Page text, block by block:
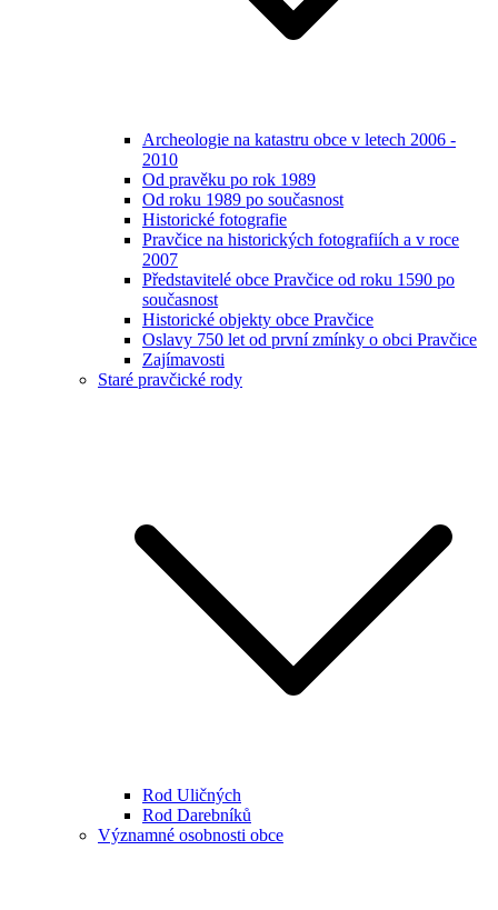
Archeologie na katastru obce v letech 2006 -
2010
Od pravěku po rok 1989
Od roku 1989 po současnost
Historické fotografie
Pravčice na historických fotografiích a v roce
2007
Představitelé obce Pravčice od roku 1590 po
současnost
Historické objekty obce Pravčice
Oslavy 750 let od první zmínky o obci Pravčice
Zajímavosti
Staré pravčické rody
Rod Uličných
Rod Darebníků
Významné osobnosti obce